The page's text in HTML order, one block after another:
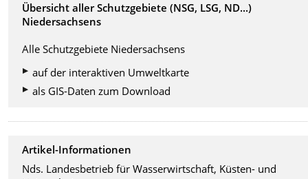
Übersicht aller Schutzgebiete (NSG, LSG, ND...)
Niedersachsens
Alle Schutzgebiete Niedersachsens
auf der interaktiven Umweltkarte
als GIS-Daten zum Download
Artikel-Informationen
Nds. Landesbetrieb für Wasserwirtschaft, Küsten- und